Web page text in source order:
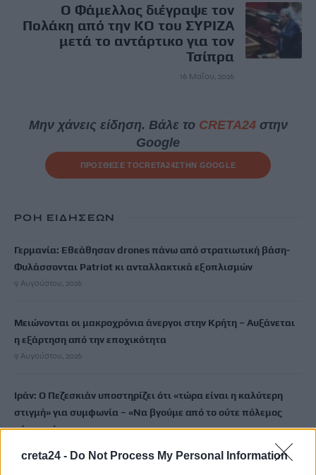
creta24 - Do Not Process My Personal Information
Ο Φάμελλος διέγραψε τον
Πολάκη από την ΚΟ του ΣΥΡΙΖΑ
μετά το αντάρτικο για τον
Τσίπρα
16 Μαΐου, 2026
Μην χάνεις είδηση. Βάλε το CRETA24στην
Google
ΠΡΟΣΘΕΣΕ ΤΟCRETA24ΣΤΗΝ GOOGLE
ΡΟΗ ΕΙΔΗΣΕΩΝ
Γερμανία: Εθεάθησαν drones πάνω από στρατιωτική βάση-
Φυλάσσονται Patriot κι ανταλλακτικά εξοπλισμών
9 Αυγούστου, 2026
Μειώνονται οι μακροχρόνια άνεργοι στην Κρήτη – Αυξάνεται
η εξάρτηση από την εποχικότητα
9 Αυγούστου, 2026
Ιράν: Ο Πεζεσκιάν υποστηρίζει ότι «τώρα είναι η καλύτερη
στιγμή» για συμφωνία – «Να βγούμε από το ούτε πόλεμος
ούτε ειρήνη»